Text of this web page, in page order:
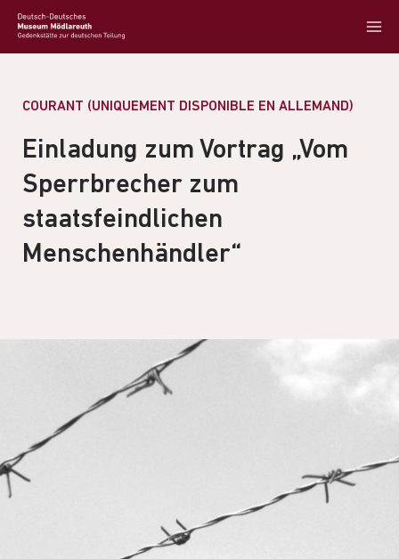
COURANT (UNIQUEMENT DISPONIBLE EN ALLEMAND)
Einladung zum Vortrag „Vom
Sperrbrecher zum
staatsfeindlichen
Menschenhändler“